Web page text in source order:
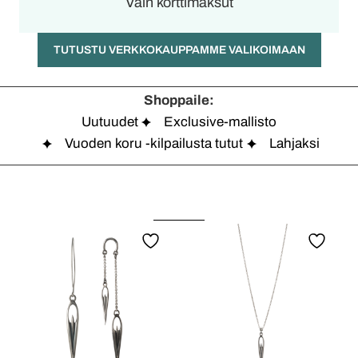
TUTUSTU VERKKOKAUPPAMME VALIKOIMAAN
Shoppaile:
Uutuudet
Exclusive-mallisto
Vuoden koru -kilpailusta tutut
Lahjaksi